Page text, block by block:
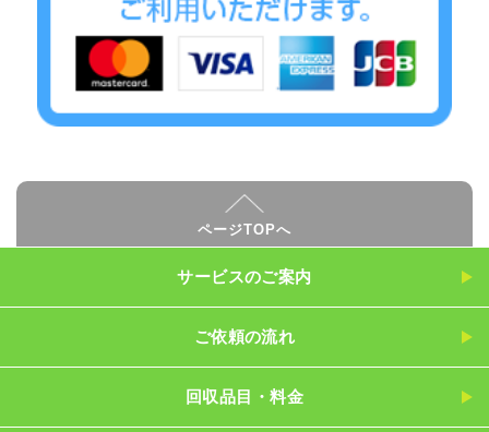
ページTOPへ
サービスのご案内
ご依頼の流れ
回収品目・料金